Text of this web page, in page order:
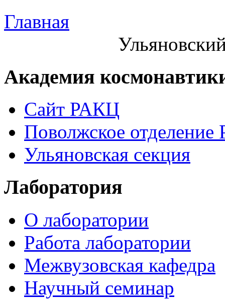
Главная
Академия
Сайт РАКЦ
Поволжское
Ульяновская секция
Лаборатория
О лаборатории
Работа лаборатории
Межвузовская кафедра
Научный семинар